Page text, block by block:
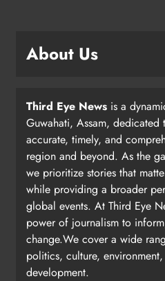
About Us
Third Eye News is a
Guwahati, Assam,
accurate, timely, and
region and beyond. As the
we prioritize stories that
while providing a broader
global events. At Third Eye
power of journalism to
change.We cover a wide
politics, culture,
development.